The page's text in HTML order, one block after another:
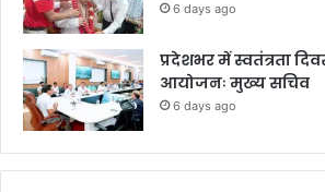
6 days ago
प्रदेशभर में स्वतंत्रता
आयोजनः मुख्य सचिव
6 days ago